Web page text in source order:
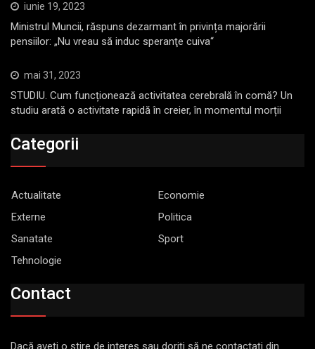
iunie 19, 2023
Ministrul Muncii, răspuns dezarmant în privința majorării
pensiilor: „Nu vreau să induc speranţe cuiva“
mai 31, 2023
STUDIU. Cum funcționează activitatea cerebrală în comă? Un
studiu arată o activitate rapidă în creier, în momentul morții
Categorii
Actualitate
Economie
Externe
Politica
Sanatate
Sport
Tehnologie
Contact
Dacă aveţi o ştire de interes sau doriţi să ne contactaţi din